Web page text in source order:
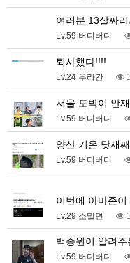
여러분 13살짜
Lv.59 버디버디
퇴사했다!!!!
Lv.24 우라칸
서울 토박이 안
Lv.59 버디버디
양산 기온 닷새
Lv.59 버디버디
이번에 아마존
Lv.29 소밀면
백종원이 알려
Lv.59 버디버디